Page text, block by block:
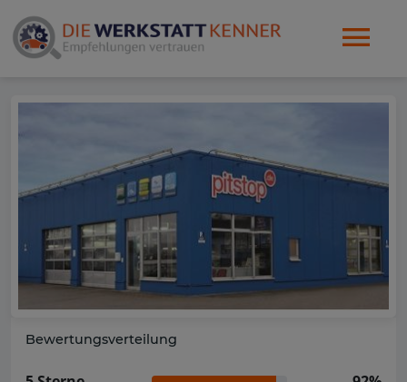
Bewertungsverteilung